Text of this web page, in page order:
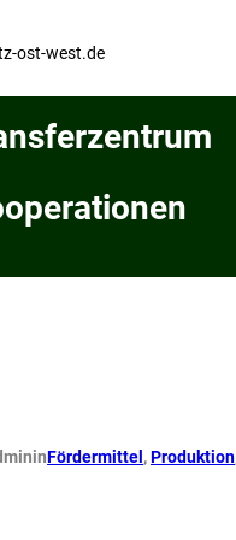
ost-west.de
inFördermittel , Produktion